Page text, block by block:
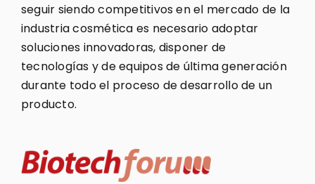
seguir siendo competitivos en el mercado de la
industria cosmética es necesario adoptar
soluciones innovadoras, disponer de
tecnologías y de equipos de última generación
durante todo el proceso de desarrollo de un
producto.